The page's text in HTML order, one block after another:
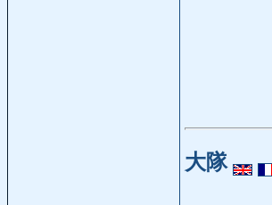
大隊